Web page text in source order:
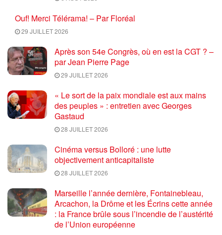
Ouf! Merci Télérama! – Par Floréal
29 JUILLET 2026
Après son 54e Congrès, où en est la CGT ? –
par Jean Pierre Page
29 JUILLET 2026
« Le sort de la paix mondiale est aux mains
des peuples » : entretien avec Georges
Gastaud
28 JUILLET 2026
Cinéma versus Bolloré : une lutte
objectivement anticapitaliste
28 JUILLET 2026
Marseille l’année dernière, Fontainebleau,
Arcachon, la Drôme et les Écrins cette année
: la France brûle sous l’incendie de l’austérité
de l’Union européenne